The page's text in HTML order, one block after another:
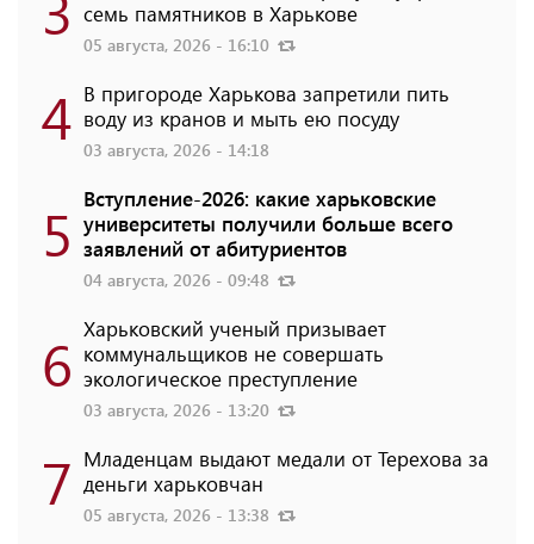
семь памятников в Харькове
05 августа, 2026 - 16:10
4 В пригороде Харькова запретили пить
воду из кранов и мыть ею посуду
03 августа, 2026 - 14:18
5 Вступление-2026: какие харьковские
университеты получили больше всего
заявлений от абитуриентов
04 августа, 2026 - 09:48
6 Харьковский ученый призывает
коммунальщиков не совершать
экологическое преступление
03 августа, 2026 - 13:20
7 Младенцам выдают медали от Терехова за
деньги харьковчан
05 августа, 2026 - 13:38